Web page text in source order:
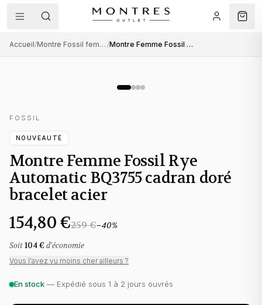
Accueil/ Montre Fossil femme / Montre Femme Fossil Rye Automatic BQ3755 cadran doré bracelet acier
FOSSIL
NOUVEAUTÉ
Montre Femme Fossil Rye
Automatic BQ3755 cadran doré
bracelet acier
154,80 €259 €−40%
Soit104 € d'économie
Vous l'avez vu moins cher ailleurs ?
En stock — Expédié sous 1 à 2 jours ouvrés